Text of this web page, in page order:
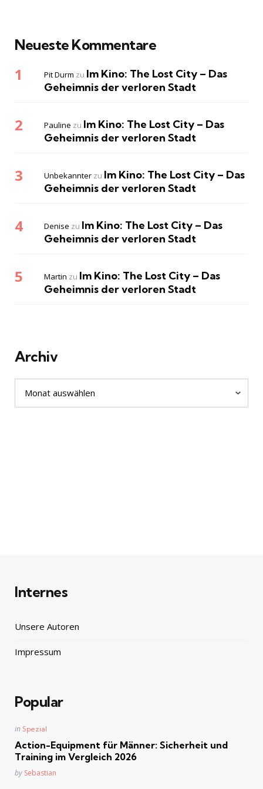
Neueste Kommentare
Pit Durm zu Im Kino: The Lost City – Das
Geheimnis der verloren Stadt
Pauline zu Im Kino: The Lost City – Das
Geheimnis der verloren Stadt
Unbekannter zu Im Kino: The Lost City – Das
Geheimnis der verloren Stadt
Denise zu Im Kino: The Lost City – Das
Geheimnis der verloren Stadt
Martin zu Im Kino: The Lost City – Das
Geheimnis der verloren Stadt
Archiv
Internes
Unsere Autoren
Impressum
Popular
Posted
in Spezial
Action-Equipment für Männer: Sicherheit und
Training im Vergleich 2026
Posted
by Sebastian